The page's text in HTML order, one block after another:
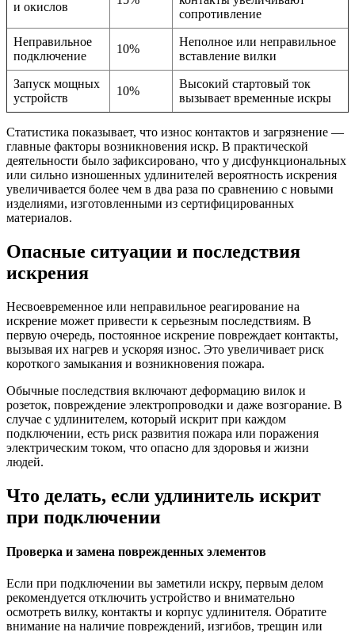
и окислов
сопротивление
Неправильное
подключение
10%
Неполное или неправильное
вставление вилки
Запуск мощных
устройств
10%
Высокий стартовый ток
вызывает временные искры
Статистика показывает, что износ контактов и загрязнение —
главные факторы возникновения искр. В практической
деятельности было зафиксировано, что у дисфункциональных
или сильно изношенных удлинителей вероятность искрения
увеличивается более чем в два раза по сравнению с новыми
изделиями, изготовленными из сертифицированных
материалов.
Опасные ситуации и последствия
искрения
Несвоевременное или неправильное реагирование на
искрение может привести к серьезным последствиям. В
первую очередь, постоянное искрение повреждает контакты,
вызывая их нагрев и ускоряя износ. Это увеличивает риск
короткого замыкания и возникновения пожара.
Обычные последствия включают деформацию вилок и
розеток, повреждение электропроводки и даже возгорание. В
случае с удлинителем, который искрит при каждом
подключении, есть риск развития пожара или поражения
электрическим током, что опасно для здоровья и жизни
людей.
Что делать, если удлинитель искрит
при подключении
Проверка и замена поврежденных элементов
Если при подключении вы заметили искру, первым делом
рекомендуется отключить устройство и внимательно
осмотреть вилку, контакты и корпус удлинителя. Обратите
внимание на наличие повреждений, изгибов, трещин или